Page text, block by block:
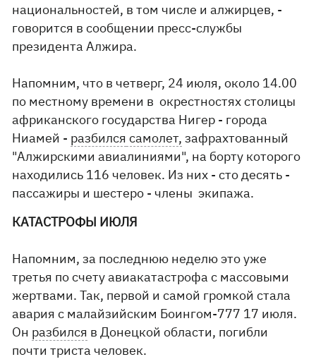
национальностей, в том числе и алжирцев, -
говорится в сообщении пресс-службы
президента Алжира.
Напомним, что в четверг, 24 июля, около 14.00
по местному времени в окрестностях столицы
африканского государства Нигер - города
Ниамей - разбился самолет, зафрахтованный
"Алжирскими авиалиниями", на борту которого
находились 116 человек. Из них - сто десять -
пассажиры и шестеро - члены экипажа.
КАТАСТРОФЫ ИЮЛЯ
Напомним, за последнюю неделю это уже
третья по счету авиакатастрофа с массовыми
жертвами. Так, первой и самой громкой стала
авария с малайзийским Боингом-777 17 июля.
Он разбился в Донецкой области, погибли
почти триста человек.